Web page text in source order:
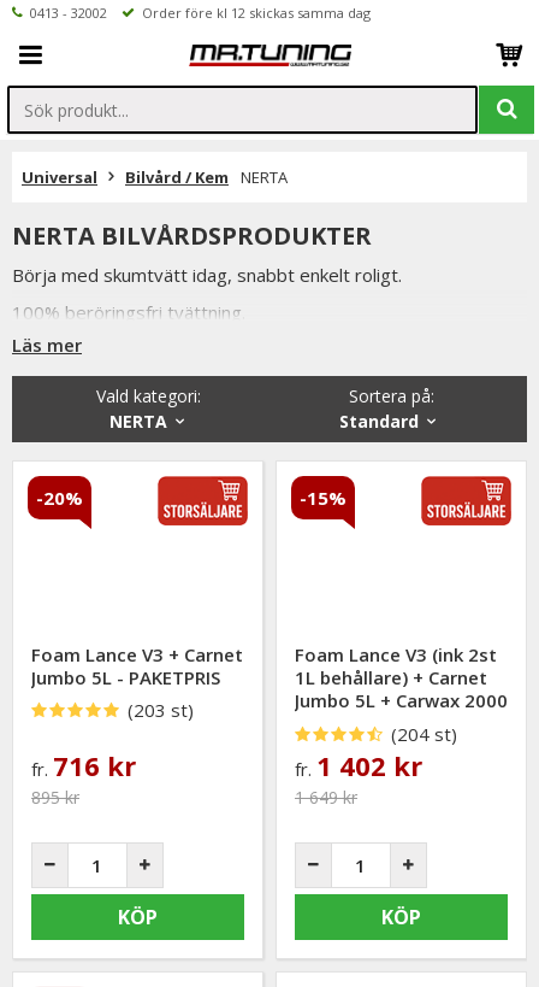
0413 - 32002 Order före kl 12 skickas samma dag
Universal Bilvård / Kem NERTA
NERTA BILVÅRDSPRODUKTER
Börja med skumtvätt idag, snabbt enkelt roligt.
100% beröringsfri tvättning.
Nertas Carnet Jumbo är världslendade i sin klass för
underhållstvätt!
Nu finns världskända Nertas proffsprodukter tillgängliga även
för konsumenter.
Nerta är ett internationellt framgångsrikt företag sedan
mitten utav 70-talet.
Att tvätta bilen/lastbilen med nertas produkter är inte bara
mycket tidsbesparande utan även mycket kostnadseffektivt.
Läs mer
Sortera på:
Standard
Vald kategori:
NERTA
-20%
Foam Lance V3 + Carnet
Jumbo 5L - PAKETPRIS
(203 st)
fr. 716 kr
895 kr
KÖP
-15%
Foam Lance V3 (ink 2st
1L behållare) + Carnet
Jumbo 5L + Carwax 2000
5L - PAKETPRIS(204 st)
fr. 1 402 kr
1 649 kr
KÖP